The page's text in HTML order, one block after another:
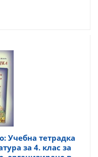
Учебна тетрадка
за 4. клас за